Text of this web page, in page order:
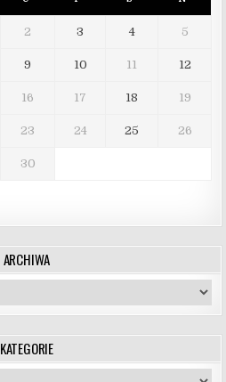
2 3 4 5
9 10 11 12
16 17 18 19
23 24 25 26
30
ARCHIWA
KATEGORIE